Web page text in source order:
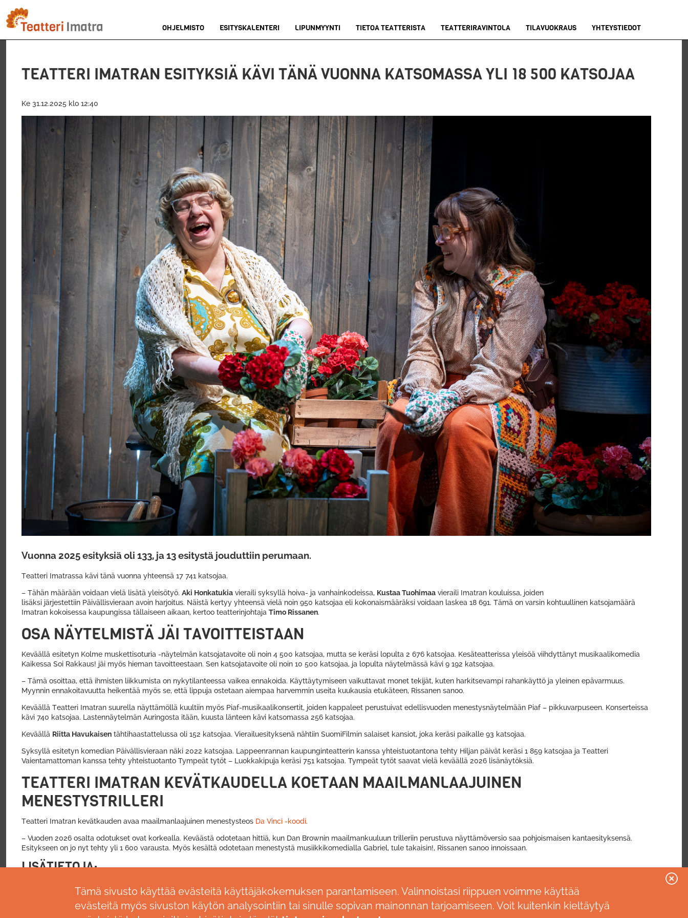
pääsisältöön
OHJELMISTO ESITYSKALENTERI LIPUNMYYNTI TIETOA TEATTERISTA TEATTERIRAVINTOLA TILAVUOKRAUS YHTEYSTIEDOT
TEATTERI IMATRAN ESITYKSIÄ KÄVI TÄNÄ VUONNA KATSOMASSA YLI 18 500 KATSOJAA
Ke 31.12.2025 klo 12:40
Vuonna 2025 esityksiä oli 133, ja 13 esitystä jouduttiin perumaan.
Teatteri Imatrassa kävi tänä vuonna yhteensä 17 741 katsojaa.
– Tähän määrään voidaan vielä lisätä yleisötyö. Aki Honkatukia vieraili syksyllä hoiva- ja vanhainkodeissa, Kustaa Tuohimaa vieraili Imatran kouluissa, joiden
lisäksi järjestettiin Päivällisvieraan avoin harjoitus. Näistä kertyy yhteensä vielä noin 950 katsojaa eli kokonaismääräksi voidaan laskea 18 691. Tämä on varsin kohtuullinen katsojamäärä
Imatran kokoisessa kaupungissa tällaiseen aikaan, kertoo teatterinjohtaja Timo Rissanen.
OSA NÄYTELMISTÄ JÄI TAVOITTEISTAAN
Keväällä esitetyn Kolme muskettisoturia -näytelmän katsojatavoite oli noin 4 500 katsojaa, mutta se keräsi lopulta 2 676 katsojaa. Kesäteatterissa yleisöä viihdyttänyt musikaalikomedia
Kaikessa Soi Rakkaus! jäi myös hieman tavoitteestaan. Sen katsojatavoite oli noin 10 500 katsojaa, ja lopulta näytelmässä kävi 9 192 katsojaa.
– Tämä osoittaa, että ihmisten liikkumista on nykytilanteessa vaikea ennakoida. Käyttäytymiseen vaikuttavat monet tekijät, kuten harkitsevampi rahankäyttö ja yleinen epävarmuus.
Myynnin ennakoitavuutta heikentää myös se, että lippuja ostetaan aiempaa harvemmin useita kuukausia etukäteen, Rissanen sanoo.
Keväällä Teatteri Imatran suurella näyttämöllä kuultiin myös Piaf-musikaalikonsertit, joiden kappaleet perustuivat edellisvuoden menestysnäytelmään Piaf – pikkuvarpuseen. Konserteissa
kävi 740 katsojaa. Lastennäytelmän Auringosta itään, kuusta länteen kävi katsomassa 256 katsojaa.
Keväällä Riitta Havukaisen tähtihaastattelussa oli 152 katsojaa. Vierailuesityksenä nähtiin SuomiFilmin salaiset kansiot, joka keräsi paikalle 93 katsojaa.
Syksyllä esitetyn komedian Päivällisvieraan näki 2022 katsojaa. Lappeenrannan kaupunginteatterin kanssa yhteistuotantona tehty Hiljan päivät keräsi 1 859 katsojaa ja Teatteri
Vaientamattoman kanssa tehty yhteistuotanto Tympeät tytöt – Luokkakipuja keräsi 751 katsojaa. Tympeät tytöt saavat vielä keväällä 2026 lisänäytöksiä.
TEATTERI IMATRAN KEVÄTKAUDELLA KOETAAN MAAILMANLAAJUINEN
MENESTYSTRILLERI
Teatteri Imatran kevätkauden avaa maailmanlaajuinen menestysteos Da Vinci -koodi.
– Vuoden 2026 osalta odotukset ovat korkealla. Keväästä odotetaan hittiä, kun Dan Brownin maailmankuuluun trilleriin perustuva näyttämöversio saa pohjoismaisen kantaesityksensä.
Esitykseen on jo nyt tehty yli 1 600 varausta. Myös kesältä odotetaan menestystä musiikkikomedialla Gabriel, tule takaisin!, Rissanen sanoo innoissaan.
LISÄTIETOJA:
Tämä sivusto käyttää evästeitä käyttäjäkokemuksen parantamiseen. Valinnoistasi riippuen voimme käyttää
evästeitä myös sivuston käytön analysointiin tai sinulle sopivan mainonnan tarjoamiseen. Voit kuitenkin kieltäytyä